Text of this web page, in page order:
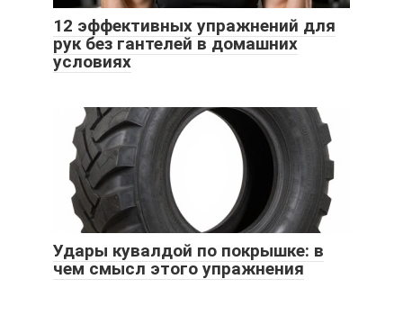
12 эффективных упражнений для
рук без гантелей в домашних
условиях
Удары кувалдой по покрышке: в
чем смысл этого упражнения